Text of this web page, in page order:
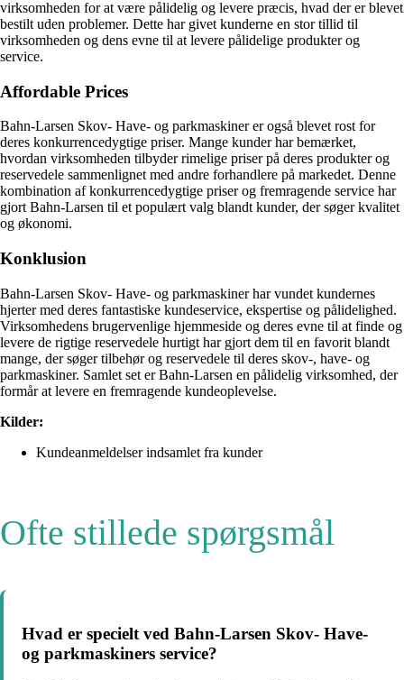
virksomheden for at være pålidelig og levere præcis, hvad der er blevet
bestilt uden problemer. Dette har givet kunderne en stor tillid til
virksomheden og dens evne til at levere pålidelige produkter og
service.
Affordable Prices
Bahn-Larsen Skov- Have- og parkmaskiner er også blevet rost for
deres konkurrencedygtige priser. Mange kunder har bemærket,
hvordan virksomheden tilbyder rimelige priser på deres produkter og
reservedele sammenlignet med andre forhandlere på markedet. Denne
kombination af konkurrencedygtige priser og fremragende service har
gjort Bahn-Larsen til et populært valg blandt kunder, der søger kvalitet
og økonomi.
Konklusion
Bahn-Larsen Skov- Have- og parkmaskiner har vundet kundernes
hjerter med deres fantastiske kundeservice, ekspertise og pålidelighed.
Virksomhedens brugervenlige hjemmeside og deres evne til at finde og
levere de rigtige reservedele hurtigt har gjort dem til en favorit blandt
mange, der søger tilbehør og reservedele til deres skov-, have- og
parkmaskiner. Samlet set er Bahn-Larsen en pålidelig virksomhed, der
formår at levere en fremragende kundeoplevelse.
Kilder:
Kundeanmeldelser indsamlet fra kunder
Ofte stillede spørgsmål
Hvad er specielt ved Bahn-Larsen Skov- Have-
og parkmaskiners service?